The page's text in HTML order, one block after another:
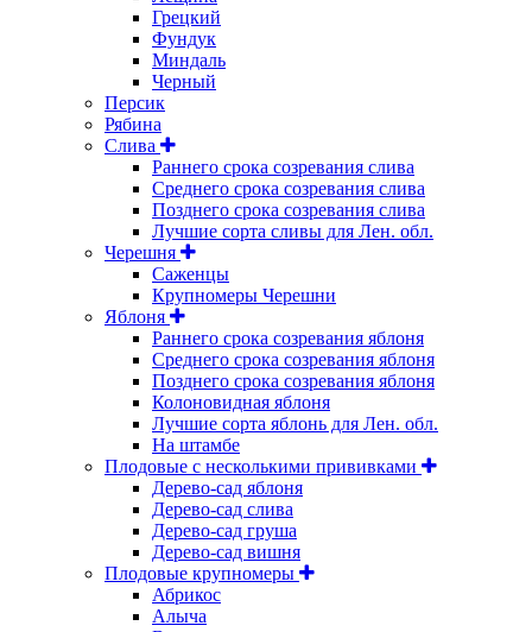
Грецкий
Фундук
Миндаль
Черный
Персик
Рябина
Слива
Раннего срока созревания слива
Среднего срока созревания слива
Позднего срока созревания слива
Лучшие сорта сливы для Лен. обл.
Черешня
Саженцы
Крупномеры Черешни
Яблоня
Раннего срока созревания яблоня
Среднего срока созревания яблоня
Позднего срока созревания яблоня
Колоновидная яблоня
Лучшие сорта яблонь для Лен. обл.
На штамбе
Плодовые с несколькими прививками
Дерево-сад яблоня
Дерево-сад слива
Дерево-сад груша
Дерево-сад вишня
Плодовые крупномеры
Абрикос
Алыча